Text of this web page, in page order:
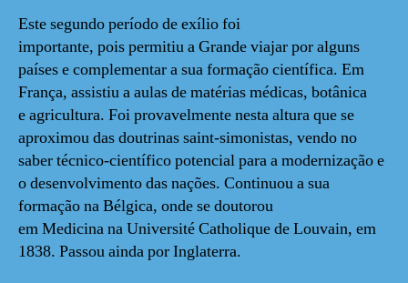
Este segundo período de exílio foi
importante, pois permitiu a Grande viajar por alguns
países e complementar a sua formação científica. Em
França, assistiu a aulas de matérias médicas, botânica
e agricultura. Foi provavelmente nesta altura que se
aproximou das doutrinas saint-simonistas, vendo no
saber técnico-científico potencial para a modernização e
o desenvolvimento das nações. Continuou a sua
formação na Bélgica, onde se doutorou
em Medicina na Université Catholique de Louvain, em
1838. Passou ainda por Inglaterra.